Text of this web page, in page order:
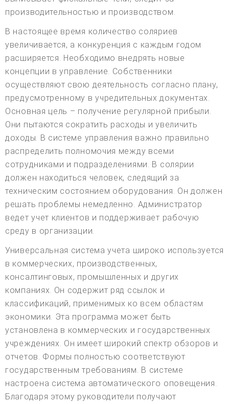
производительностью и производством.
В настоящее время количество соляриев
увеличивается, а конкуренция с каждым годом
расширяется. Необходимо внедрять новые
концепции в управление. Собственники
осуществляют свою деятельность согласно плану,
предусмотренному в учредительных документах.
Основная цель – получение регулярной прибыли.
Они пытаются сократить расходы и увеличить
доходы. В системе управления важно правильно
распределить полномочия между всеми
сотрудниками и подразделениями. В солярии
должен находиться человек, следящий за
техническим состоянием оборудования. Он должен
решать проблемы немедленно. Администратор
ведет учет клиентов и поддерживает рабочую
среду в организации.
Универсальная система учета широко используется
в коммерческих, производственных,
консалтинговых, промышленных и других
компаниях. Он содержит ряд ссылок и
классификаций, применимых ко всем областям
экономики. Эта программа может быть
установлена в коммерческих и государственных
учреждениях. Он имеет широкий спектр обзоров и
отчетов. Формы полностью соответствуют
государственным требованиям. В системе
настроена система автоматического оповещения.
Благодаря этому руководители получают